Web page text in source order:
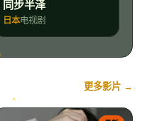
同步半泽
日本电视剧
更多影片 →